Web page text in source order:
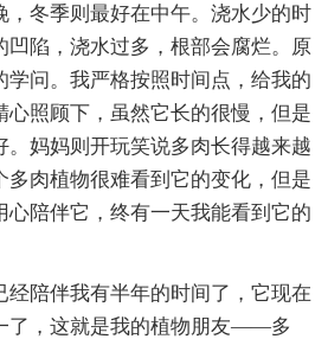
，冬季则最好在中午。浇水少的时
凹陷，浇水过多，根部会腐烂。原
学问。我严格按照时间点，给我的
心照顾下，虽然它长的很慢，但是
。妈妈则开玩笑说多肉长得越来越
多肉植物很难看到它的变化，但是
心陪伴它，终有一天我能看到它的
经陪伴我有半年的时间了，它现在
了，这就是我的植物朋友――多